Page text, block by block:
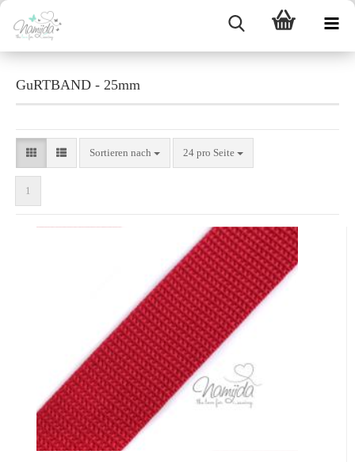
GuRTBAND - 25mm
Sortieren nach 24 pro Seite
1